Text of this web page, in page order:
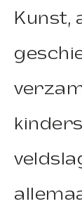
Kunst,